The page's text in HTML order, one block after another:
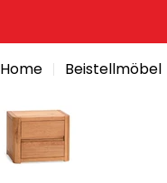
Home Beistellmöbel